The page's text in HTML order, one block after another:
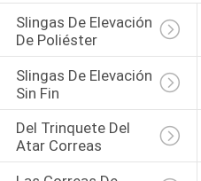
Slingas De Elevación
De Poliéster
Slingas De Elevación
Sin Fin
Del Trinquete Del
Atar Correas